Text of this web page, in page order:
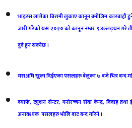
भाइरस लागेका बिरामी लुकाए कानून बमोजिम कारबाही
जारी गरेेेको यस २०२० को कानून नम्बर ९ उल्लङ्घन गरे
दुवै हुन सक्नेछ ।
यसअघि खुल्न दिईएका पसलहरु बेलुका ७ बजे भित्र बन्द
क्याफे, ट्युशन सेन्टर, मनोरन्जन सेवा केन्द्र, विवाह
अनावश्यक पसलहरु भोलि बाट बन्द गरिने ।